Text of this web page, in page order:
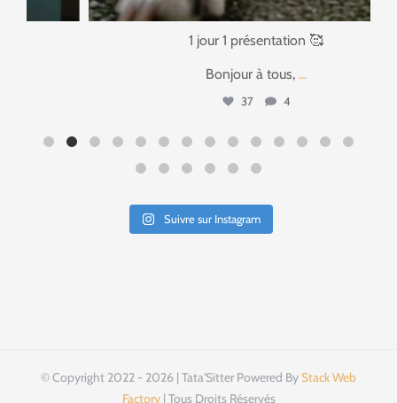
1 jour 1 présentation 🥰
Bonjour à tous, ...
4
Suivre sur Instagram
© Copyright 2022 - 2026 | Tata'Sitter Powered ByStack Web
Factory| Tous Droits Réservés